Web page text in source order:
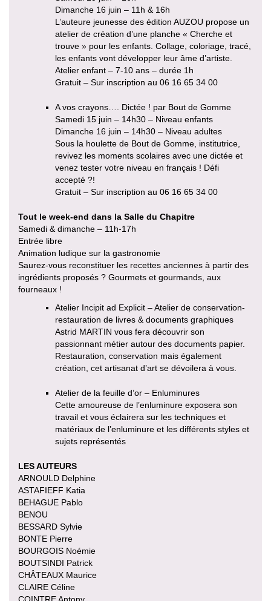
Dimanche 16 juin – 11h & 16h
L’auteure jeunesse des édition AUZOU propose un
atelier de création d’une planche « Cherche et
trouve » pour les enfants. Collage, coloriage, tracé,
les enfants vont développer leur âme d’artiste.
Atelier enfant – 7-10 ans – durée 1h
Gratuit – Sur inscription au 06 16 65 34 00
A vos crayons…. Dictée ! par Bout de Gomme
Samedi 15 juin – 14h30 – Niveau enfants
Dimanche 16 juin – 14h30 – Niveau adultes
Sous la houlette de Bout de Gomme, institutrice,
revivez les moments scolaires avec une dictée et
venez tester votre niveau en français ! Défi
accepté ?!
Gratuit – Sur inscription au 06 16 65 34 00
Tout le week-end dans la Salle du Chapitre
Samedi & dimanche – 11h-17h
Entrée libre
Animation ludique sur la gastronomie
Saurez-vous reconstituer les recettes anciennes à partir des
ingrédients proposés ? Gourmets et gourmands, aux
fourneaux !
Atelier Incipit ad Explicit – Atelier de conservation-
restauration de livres & documents graphiques
Astrid MARTIN vous fera découvrir son
passionnant métier autour des documents papier.
Restauration, conservation mais également
création, cet artisanat d’art se dévoilera à vous.
Atelier de la feuille d’or – Enluminures
Cette amoureuse de l’enluminure exposera son
travail et vous éclairera sur les techniques et
matériaux de l’enluminure et les différents styles et
sujets représentés
LES AUTEURS
ARNOULD Delphine
ASTAFIEFF Katia
BEHAGUE Pablo
BENOU
BESSARD Sylvie
BONTE Pierre
BOURGOIS Noémie
BOUTSINDI Patrick
CHÂTEAUX Maurice
CLAIRE Céline